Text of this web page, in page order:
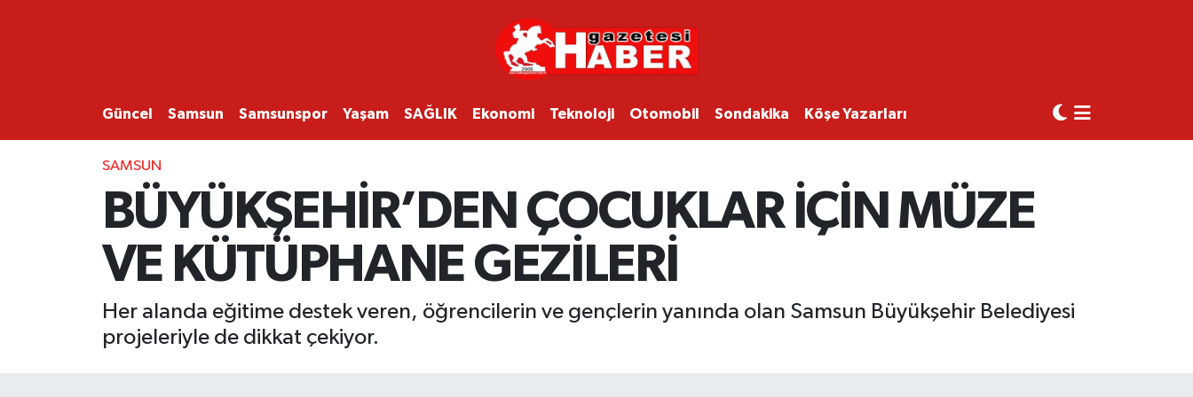
Güncel Samsun Samsunspor Yaşam SAĞLIK Ekonomi Teknoloji Otomobil Sondakika Köşe Yazarları
SAMSUN
BÜYÜKŞEHİR’DEN ÇOCUKLAR İÇİN MÜZE
VE KÜTÜPHANE GEZİLERİ
Her alanda eğitime destek veren, öğrencilerin ve gençlerin yanında olan Samsun Büyükşehir Belediyesi
projeleriyle de dikkat çekiyor.
SAMSUN
SAMSUNSPOR
EKONOMİ